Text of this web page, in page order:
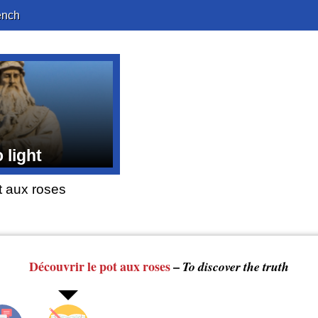
light
aux roses
Découvrir le pot aux roses– To discover the truth